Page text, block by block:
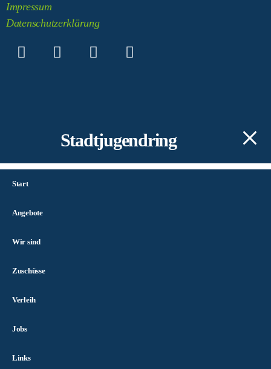
Impressum
Datenschutzerklärung
Stadtjugendring
Start
Angebote
Wir sind
Zuschüsse
Verleih
Jobs
Links